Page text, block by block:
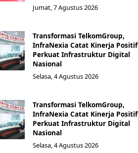
Jumat, 7 Agustus 2026
Transformasi TelkomGroup,
InfraNexia Catat Kinerja Positif
Perkuat Infrastruktur Digital
Nasional
Selasa, 4 Agustus 2026
Transformasi TelkomGroup,
InfraNexia Catat Kinerja Positif
Perkuat Infrastruktur Digital
Nasional
Selasa, 4 Agustus 2026